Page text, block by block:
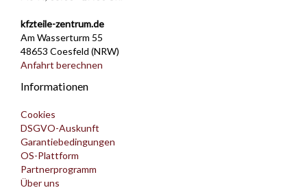
kfzteile-zentrum.de
Am Wasserturm 55
48653 Coesfeld (NRW)
Anfahrt berechnen
Informationen
Cookies
DSGVO-Auskunft
Garantiebedingungen
OS-Plattform
Partnerprogramm
Über uns